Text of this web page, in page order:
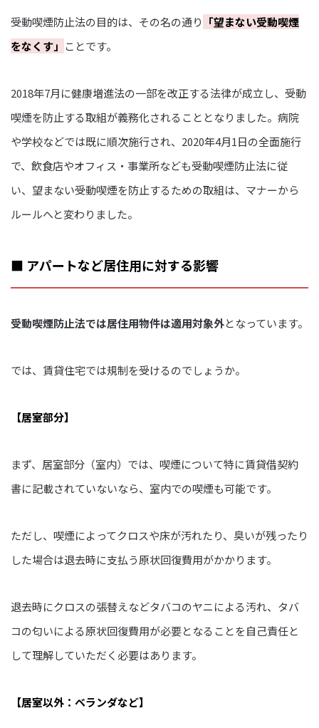
受動喫煙防止法の目的は、その名の通り 「望まない受動喫煙
をなくす」 ことです。
2018年7月に健康増進法の一部を改正する法律が成立し、受動
喫煙を防止する取組が義務化されることとなりました。病院
や学校などでは既に順次施行され、2020年4月1日の全面施行
で、飲食店やオフィス・事業所なども受動喫煙防止法に従
い、望まない受動喫煙を防止するための取組は、マナーから
ルールへと変わりました。
■ アパートなど居住用に対する影響
受動喫煙防止法では居住用物件は適用対象外となっています。
では、賃貸住宅では規制を受けるのでしょうか。
【居室部分】
まず、居室部分（室内）では、喫煙について特に賃貸借契約
書に記載されていないなら、室内での喫煙も可能です。
ただし、喫煙によってクロスや床が汚れたり、臭いが残ったり
した場合は退去時に支払う原状回復費用がかかります。
退去時にクロスの張替えなどタバコのヤニによる汚れ、タバ
コの匂いによる原状回復費用が必要となることを自己責任と
して理解していただく必要はあります。
【居室以外：ベランダなど】